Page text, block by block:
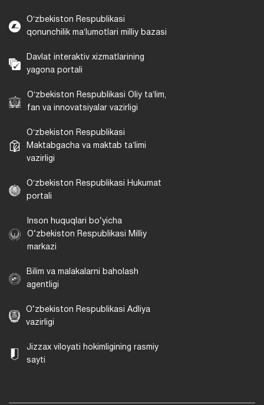
Oʻzbekiston Respublikasi
qonunchilik maʼlumotlari milliy bazasi
Davlat interaktiv xizmatlarining
yagona portali
Oʻzbekiston Respublikasi Oliy taʼlim,
fan va innovatsiyalar vazirligi
Oʻzbekiston Respublikasi
Maktabgacha va maktab taʼlimi
vazirligi
Oʻzbekiston Respublikasi Hukumat
portali
Inson huquqlari bo‘yicha
O‘zbekiston Respublikasi Milliy
markazi
Bilim va malakalarni baholash
agentligi
O‘zbekiston Respublikasi Adliya
vazirligi
Jizzax viloyati hokimligining rasmiy
sayti